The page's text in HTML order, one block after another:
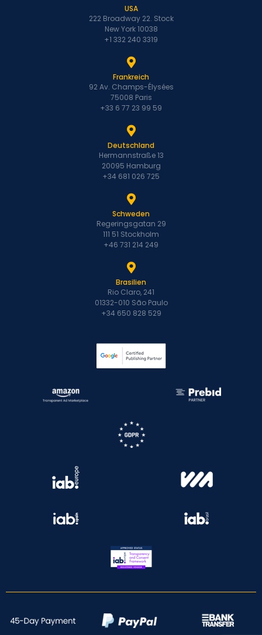
USA
222 Broadway 22. Stock
New York 10038
+1 332 240 3319
Frankreich
92 Av. Champs-Élysées
75008 Paris
+33 6 77 23 99 59
Deutschland
Hermannstraße 13
20095 Hamburg
+34 681 026 725
Schweden
Regeringsgatan 29
111 51 Stockholm
+46 731 214 249
Brasilien
Rio Claro, 241
01332-010 São Paulo
+34 650 828 529